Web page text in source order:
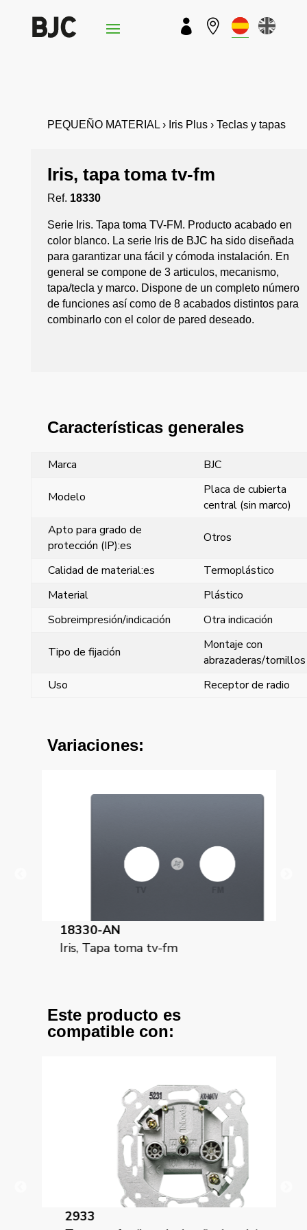
 
PEQUEÑO MATERIAL › Iris Plus › Teclas y tapas
Iris, tapa toma tv-fm
Ref. 18330
Serie Iris. Tapa toma TV-FM. Producto acabado en
color blanco. La serie Iris de BJC ha sido diseñada
para garantizar una fácil y cómoda instalación. En
general se compone de 3 articulos, mecanismo,
tapa/tecla y marco. Dispone de un completo número
de funciones así como de 8 acabados distintos para
combinarlo con el color de pared deseado.
Características generales
Marca BJC
Modelo
Placa de cubierta
central (sin marco)
Apto para grado de
protección (IP):es
Otros
Calidad de material:es
Termoplástico
Material
Plástico
Sobreimpresión/indicación
Otra indicación
Tipo de fijación
Montaje con
abrazaderas/tornillos
Uso
Receptor de radio
Variaciones:
18330-AN
Iris, Tapa toma tv-fm
Este producto es
compatible con:
2933